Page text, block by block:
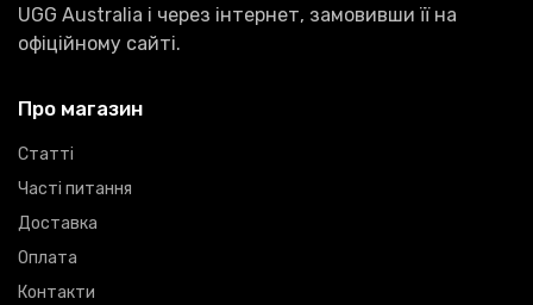
UGG Australia і через інтернет, замовивши її на
офіційному сайті.
Про магазин
Статті
Часті питання
Доставка
Оплата
Контакти